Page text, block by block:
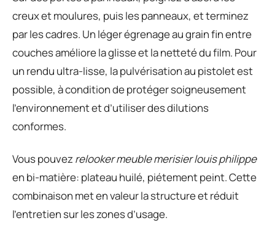
creux et moulures, puis les panneaux, et terminez
par les cadres. Un léger égrenage au grain fin entre
couches améliore la glisse et la netteté du film. Pour
un rendu ultra-lisse, la pulvérisation au pistolet est
possible, à condition de protéger soigneusement
l’environnement et d’utiliser des dilutions
conformes.
Vous pouvez relooker meuble merisier louis philippe
en bi-matière: plateau huilé, piétement peint. Cette
combinaison met en valeur la structure et réduit
l’entretien sur les zones d’usage.